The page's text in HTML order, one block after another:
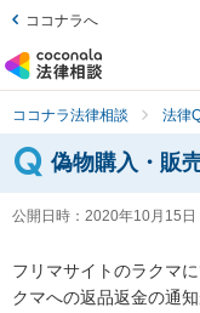
ココナラへ
ココナラ法律相談 法律
偽物購入・販
公開日時： 2020年10月15日
フリマサイトのラクマ
クマへの返品返金の通